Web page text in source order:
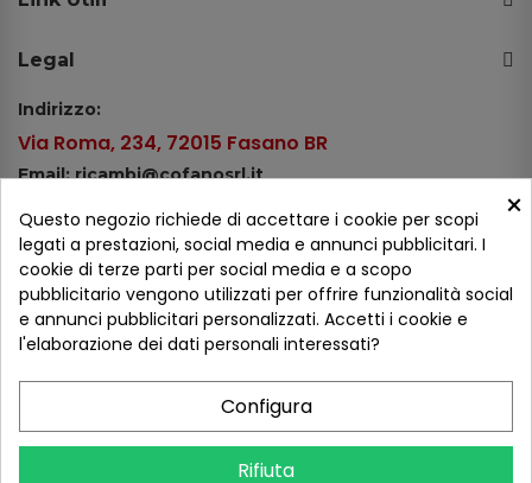
Legal
Indirizzo:
Via Roma, 234, 72015 Fasano BR
Email: ricambi@cofanosrl.it
Tel.: +39 080 44 13 478
WhatsApp: +39 334 98 51 100
Metodi di pagamento
×
Questo negozio richiede di accettare i cookie per scopi
legati a prestazioni, social media e annunci pubblicitari. I
cookie di terze parti per social media e a scopo
pubblicitario vengono utilizzati per offrire funzionalità social
e annunci pubblicitari personalizzati. Accetti i cookie e
l'elaborazione dei dati personali interessati?
Configura
Rifiuta